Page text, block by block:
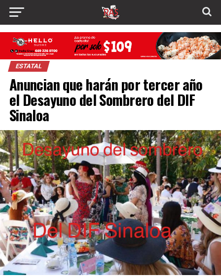
ESTATAL
Anuncian que harán por tercer año
el Desayuno del Sombrero del DIF
Sinaloa